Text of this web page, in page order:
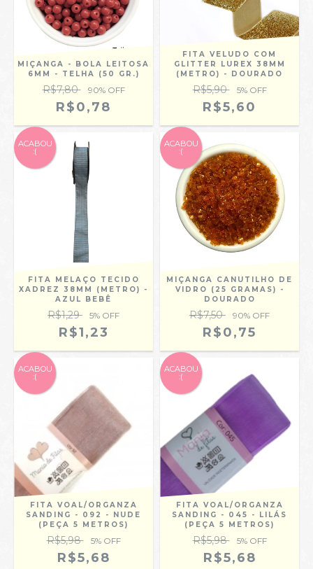
MIÇANGA - BOLA LEITOSA
6MM - TELHA (50 GR.)
R$7,80 90% OFF
R$0,78
FITA VELUDO COM
GLITTER LUREX 38MM
(METRO) - DOURADO
R$5,90 5% OFF
R$5,60
ACABOU
:(
FITA MELAÇO TECIDO
XADREZ 38MM (METRO) -
AZUL BEBÊ
R$1,29 5% OFF
R$1,23
ACABOU
:(
MIÇANGA CANUTILHO DE
VIDRO (25 GRAMAS) -
DOURADO
R$7,50 90% OFF
R$0,75
ACABOU
:(
FITA VOAL/ORGANZA
SANDING - 092 - NUDE
(PEÇA 5 METROS)
R$5,98 5% OFF
R$5,68
ACABOU
:(
FITA VOAL/ORGANZA
SANDING - 045 - LILÁS
(PEÇA 5 METROS)
R$5,98 5% OFF
R$5,68